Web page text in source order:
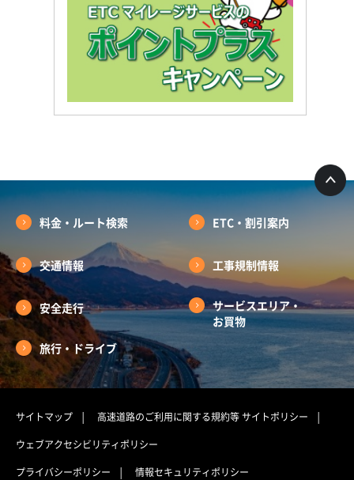
料金・ルート検索 ETC・割引案内
交通情報 工事規制情報
安全走行
サービスエリア・
お買物
旅行・ドライブ
サイトマップ 高速道路のご利用に関する規約等サイトポリシー
ウェブアクセシビリティポリシー
プライバシーポリシー
情報セキュリティポリシー